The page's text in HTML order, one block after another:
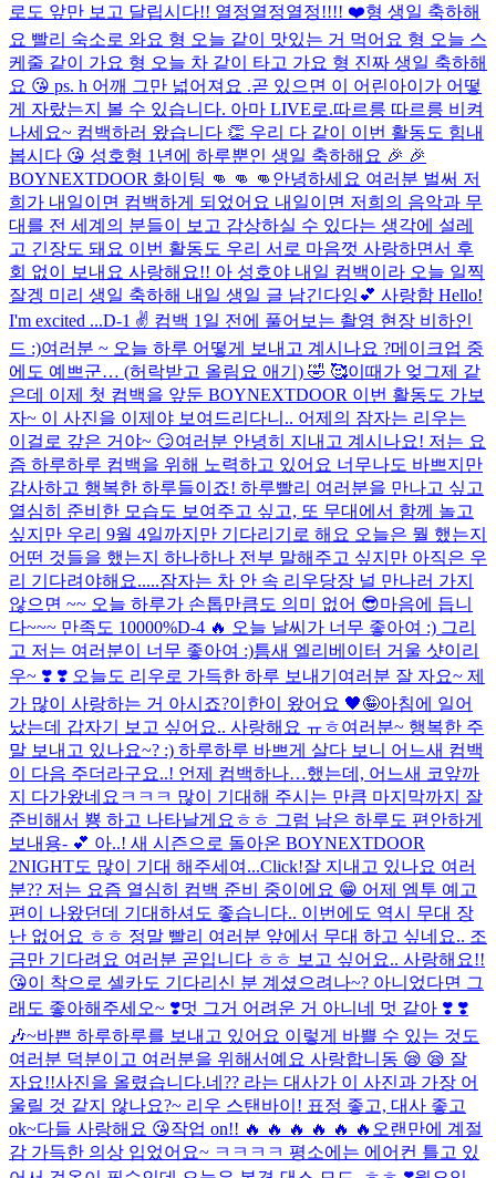
로도 앞만 보고 달립시다!! 열정열정열정!!!! ❤️형 생일 축하해
요 빨리 숙소로 와요 형 오늘 같이 맛있는 거 먹어요 형 오늘 스
케줄 같이 가요 형 오늘 차 같이 타고 가요 형 진짜 생일 축하해
요 😘 ps. h 어깨 그만 넓어져요 .곧 있으면 이 어린아이가 어떻
게 자랐는지 볼 수 있습니다. 아마 LIVE로.따르릉 따르릉 비켜
나세요~ 컴백하러 왔습니다 👏 우리 다 같이 이번 활동도 힘내
봅시다 😘 성호형 1년에 하루뿐인 생일 축하해요 🎉 🎉
BOYNEXTDOOR 화이팅 👊 👊 👊 안녕하세요 여러분 벌써 저
희가 내일이면 컴백하게 되었어요 내일이면 저희의 음악과 무
대를 전 세계의 분들이 보고 감상하실 수 있다는 생각에 설레
고 긴장도 돼요 이번 활동도 우리 서로 마음껏 사랑하면서 후
회 없이 보내요 사랑해요!! 아 성호야 내일 컴백이라 오늘 일찍
잘겡 미리 생일 축하해 내일 생일 글 남긴다잉💕 사랑함 Hello!
I'm excited ...D-1 ✌️​ 컴백 1일 전에 풀어보는 촬영 현장 비하인
드 :)여러분 ~ 오늘 하루 어떻게 보내고 계시나요 ?메이크업 중
에도 예쁘군… (허락받고 올림요 애기) 🤣 🥰이때가 엊그제 같
은데 이제 첫 컴백을 앞둔 BOYNEXTDOOR 이번 활동도 가보
자~ 이 사진을 이제야 보여드리다니.. 어제의 잠자는 리우는
이걸로 갚은 거야~ 😏여러분 안녕히 지내고 계시나요! 저는 요
즘 하루하루 컴백을 위해 노력하고 있어요 너무나도 바쁘지만
감사하고 행복한 하루들이죠! 하루빨리 여러분을 만나고 싶고
열심히 준비한 모습도 보여주고 싶고, 또 무대에서 함께 놀고
싶지만 우리 9월 4일까지만 기다리기로 해요 오늘은 뭘 했는지
어떤 것들을 했는지 하나하나 전부 말해주고 싶지만 아직은 우
리 기다려야해요.....잠자는 차 안 속 리우당장 널 만나러 가지
않으면 ~~ 오늘 하루가 손톱만큼도 의미 없어 😎마음에 듭니
다~~~ 만족도 10000%D-4 🔥 오늘 날씨가 너무 좋아여 :) 그리
고 저는 여러분이 너무 좋아여 :)틈새 엘리베이터 거울 샷이리
우~ ❣️​ ❣️​ 오늘도 리우로 가득한 하루 보내기 여러분 잘 자요~ 제
가 많이 사랑하는 거 아시죠?이한이 왔어요 🖤🤪아침에 일어
났는데 갑자기 보고 싶어요.. 사랑해요 ㅠㅎ여러분~ 행복한 주
말 보내고 있나요~? :) 하루하루 바쁘게 살다 보니 어느새 컴백
이 다음 주더라구요..! 언제 컴백하나…했는데, 어느새 코앞까
지 다가왔네요ㅋㅋㅋ 많이 기대해 주시는 만큼 마지막까지 잘
준비해서 뿅 하고 나타날게요ㅎㅎ 그럼 남은 하루도 편안하게
보내용- 💕 아..! 새 시즌으로 돌아온 BOYNEXTDOOR
2NIGHT도 많이 기대 해주세여...Click!잘 지내고 있나요 여러
분?? 저는 요즘 열심히 컴백 준비 중이에요 😁 어제 엠투 예고
편이 나왔던데 기대하셔도 좋습니다.. 이번에도 역시 무대 장
난 없어요 ㅎㅎ 정말 빨리 여러분 앞에서 무대 하고 싶네요.. 조
금만 기다려요 여러분 곧입니다 ㅎㅎ 보고 싶어요.. 사랑해요!!
😘이 착으로 셀카도 기다리신 분 계셨으려나~? 아니었다면 그
래도 좋아해주세오~ ❣️멋 그거 어려운 거 아니네 멋 같아 ❣️ ❣️
🎶~바쁜 하루하루를 보내고 있어요 이렇게 바쁠 수 있는 것도
여러분 덕분이고 여러분을 위해서예요 사랑합니동 😪 😪 잘
자요!!사진을 올렸습니다.네?? 라는 대사가 이 사진과 가장 어
울릴 것 같지 않나요?~ 리우 스탠바이! 표정 좋고, 대사 좋고
ok~다들 사랑해요 😘작업 on!! 🔥 🔥 🔥 🔥 🔥 🔥 오랜만에 계절
감 가득한 의상 입었어요~ ㅋㅋㅋㅋ 평소에는 에어컨 틀고 있